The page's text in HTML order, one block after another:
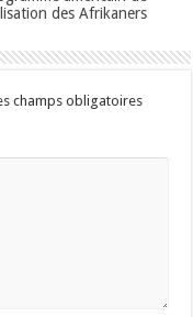
des Afrikaners
champs obligatoires